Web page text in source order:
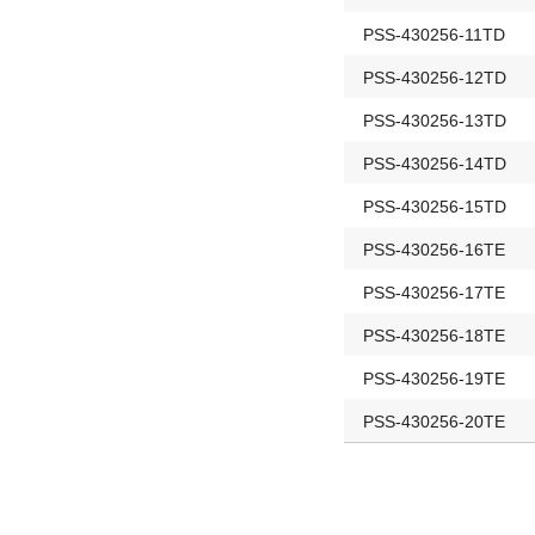
PSS-430256-11TD
PSS-430256-12TD
PSS-430256-13TD
PSS-430256-14TD
PSS-430256-15TD
PSS-430256-16TE
PSS-430256-17TE
PSS-430256-18TE
PSS-430256-19TE
PSS-430256-20TE